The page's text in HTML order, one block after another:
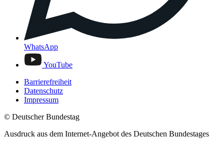
WhatsApp
YouTube
Barrierefreiheit
Datenschutz
Impressum
© Deutscher Bundestag
Ausdruck aus dem Internet-Angebot des Deutschen Bundestages